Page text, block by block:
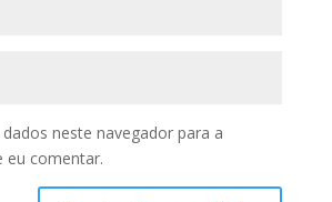
dados neste navegador para a
eu comentar.